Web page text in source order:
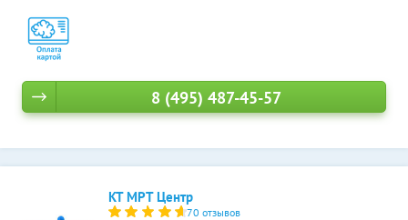
8 (495) 487-45-57
КТ МРТ Центр
70 отзывов